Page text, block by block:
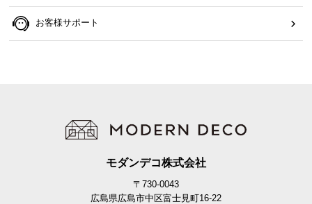
お客様サポート
モダンデコ株式会社
〒730-0043
広島県広島市中区富士見町16-22